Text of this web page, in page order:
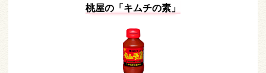
桃屋の「キムチの素」